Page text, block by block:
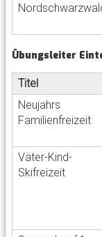
Übungsleiter
Titel
Neujahrs
Familienfreizeit
Väter-Kind-
Skifreizeit